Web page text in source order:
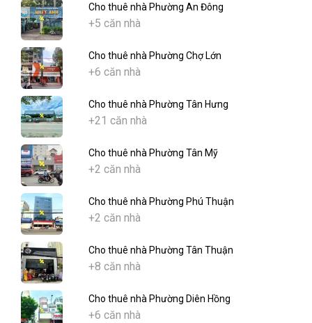
Cho thuê nhà Phường An Đông
+5 căn nhà
Cho thuê nhà Phường Chợ Lớn
+6 căn nhà
Cho thuê nhà Phường Tân Hưng
+21 căn nhà
Cho thuê nhà Phường Tân Mỹ
+2 căn nhà
Cho thuê nhà Phường Phú Thuận
+2 căn nhà
Cho thuê nhà Phường Tân Thuận
+8 căn nhà
Cho thuê nhà Phường Diên Hồng
+6 căn nhà